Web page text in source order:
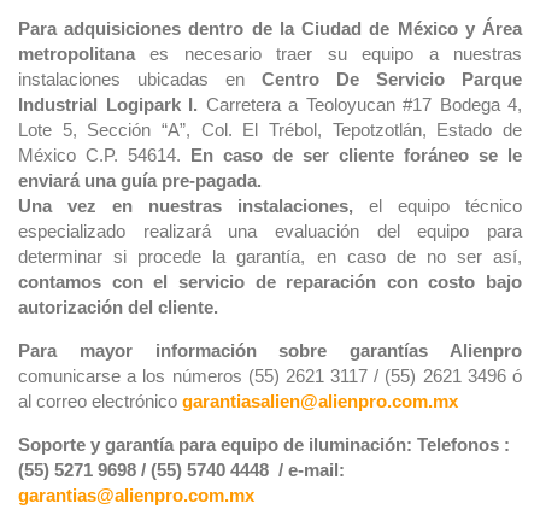
Para adquisiciones dentro de la Ciudad de México y Área
metropolitana es necesario traer su equipo a nuestras
instalaciones ubicadas en Centro De Servicio Parque
Industrial Logipark I. Carretera a Teoloyucan #17 Bodega 4,
Lote 5, Sección “A”, Col. El Trébol, Tepotzotlán, Estado de
México C.P. 54614. En caso de ser cliente foráneo se le
enviará una guía pre-pagada.
Una vez en nuestras instalaciones, el equipo técnico
especializado realizará una evaluación del equipo para
determinar si procede la garantía, en caso de no ser así,
contamos con el servicio de reparación con costo bajo
autorización del cliente.
Para mayor información sobre garantías Alienpro
comunicarse a los números (55) 2621 3117 / (55) 2621 3496 ó
al correo electrónico garantiasalien@alienpro.com.mx
Soporte y garantía para equipo de iluminación: Telefonos :
(55) 5271 9698 / (55) 5740 4448 / e-mail:
garantias@alienpro.com.mx